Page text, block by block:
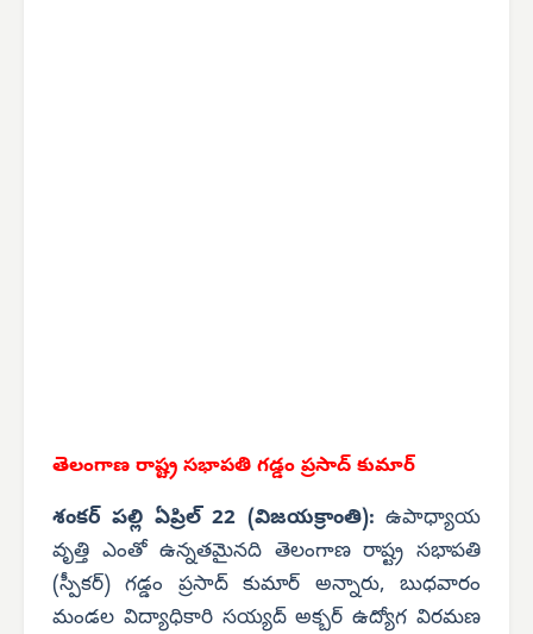
తెలంగాణ రాష్ట్ర సభాపతి గడ్డం ప్రసాద్ కుమార్
శంకర్ పల్లి ఏప్రిల్ 22 (విజయక్రాంతి): ఉపాధ్యాయ
వృత్తి ఎంతో ఉన్నతమైనది తెలంగాణ రాష్ట్ర సభాపతి
(స్పీకర్) గడ్డం ప్రసాద్ కుమార్ అన్నారు, బుధవారం
మండల విద్యాధికారి సయ్యద్ అక్బర్ ఉద్యోగ విరమణ